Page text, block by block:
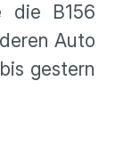
die B156
Auto
gestern